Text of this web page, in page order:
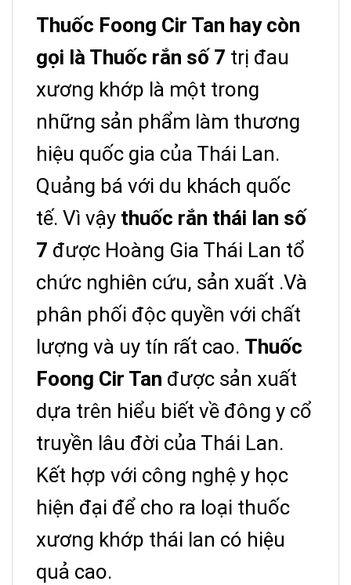
Thuốc Foong Cir Tan hay còn
gọi là Thuốc rắn số 7 trị đau
xương khớp là một trong
những sản phẩm làm thương
hiệu quốc gia của Thái Lan.
Quảng bá với du khách quốc
tế. Vì vậy thuốc rắn thái lan số
7 được Hoàng Gia Thái Lan tổ
chức nghiên cứu, sản xuất .Và
phân phối độc quyền với chất
lượng và uy tín rất cao. Thuốc
Foong Cir Tan được sản xuất
dựa trên hiểu biết về đông y cổ
truyền lâu đời của Thái Lan.
Kết hợp với công nghệ y học
hiện đại để cho ra loại thuốc
xương khớp thái lan có hiệu
quả cao.